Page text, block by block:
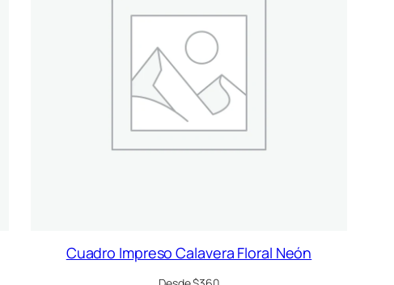
Cuadro Impreso Calavera Floral Neón